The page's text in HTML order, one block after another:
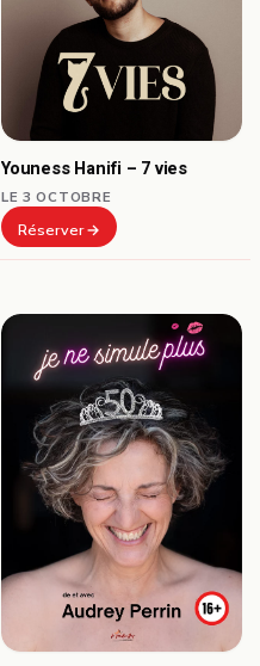
Youness Hanifi – 7 vies
LE 3 OCTOBRE
Réserver